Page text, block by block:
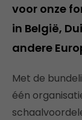
voor onze
in België,
andere
Met de
één